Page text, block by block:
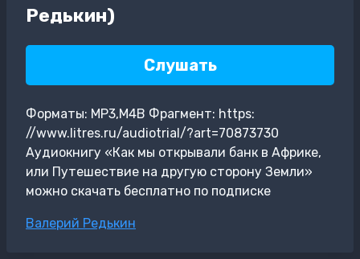
Редькин)
Слушать
Форматы: MP3,M4B Фрагмент: https:
//www.litres.ru/audiotrial/?art=70873730
Аудиокнигу «Как мы открывали банк в Африке,
или Путешествие на другую сторону Земли»
можно скачать бесплатно по подписке
Метки
Валерий Редькин